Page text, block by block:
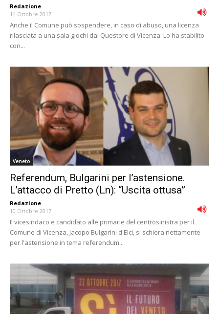
Redazione -
14 Ottobre 2017
Anche il Comune può sospendere, in caso di abuso, una licenza
rilasciata a una sala giochi dal Questore di Vicenza. Lo ha stabilito
con...
Veneto
Referendum, Bulgarini per l’astensione.
L’attacco di Pretto (Ln): “Uscita ottusa”
Redazione -
10 Ottobre 2017
Il vicesindaco e candidato alle primarie del centrosinistra per il
Comune di Vicenza, Jacopo Bulgarini d'Elci, si schiera nettamente
per l'astensione in tema referendum...